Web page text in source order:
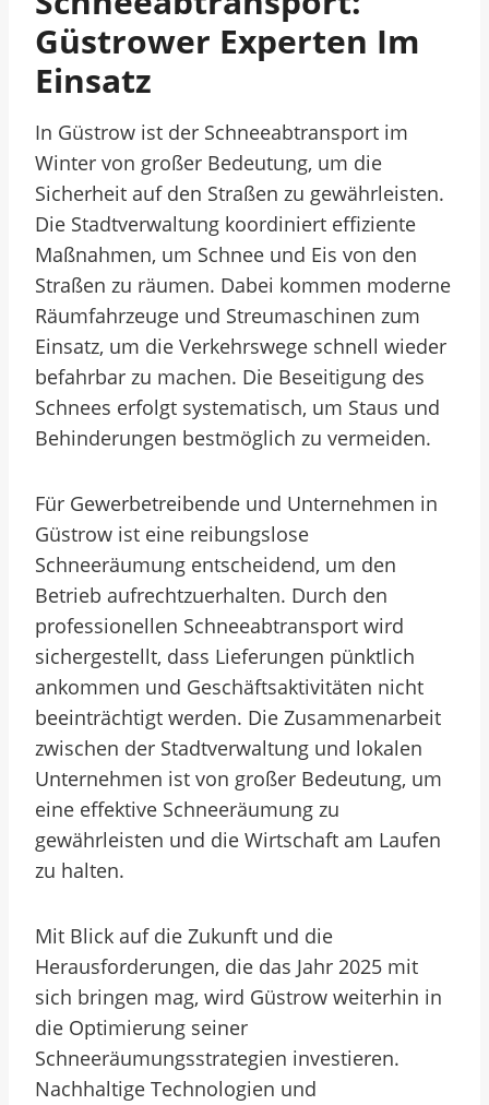
Güstrower Experten Im
Einsatz
In Güstrow ist der Schneeabtransport im
Winter von großer Bedeutung, um die
Sicherheit auf den Straßen zu gewährleisten.
Die Stadtverwaltung koordiniert effiziente
Maßnahmen, um Schnee und Eis von den
Straßen zu räumen. Dabei kommen moderne
Räumfahrzeuge und Streumaschinen zum
Einsatz, um die Verkehrswege schnell wieder
befahrbar zu machen. Die Beseitigung des
Schnees erfolgt systematisch, um Staus und
Behinderungen bestmöglich zu vermeiden.
Für Gewerbetreibende und Unternehmen in
Güstrow ist eine reibungslose
Schneeräumung entscheidend, um den
Betrieb aufrechtzuerhalten. Durch den
professionellen Schneeabtransport wird
sichergestellt, dass Lieferungen pünktlich
ankommen und Geschäftsaktivitäten nicht
beeinträchtigt werden. Die Zusammenarbeit
zwischen der Stadtverwaltung und lokalen
Unternehmen ist von großer Bedeutung, um
eine effektive Schneeräumung zu
gewährleisten und die Wirtschaft am Laufen
zu halten.
Mit Blick auf die Zukunft und die
Herausforderungen, die das Jahr 2025 mit
sich bringen mag, wird Güstrow weiterhin in
die Optimierung seiner
Schneeräumungsstrategien investieren.
Nachhaltige Technologien und